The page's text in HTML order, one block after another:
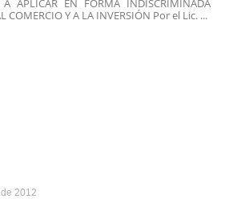
APLICAR EN FORMA INDISCRIMINADA
COMERCIO Y A LA INVERSIÓN Por el Lic. ...
2012